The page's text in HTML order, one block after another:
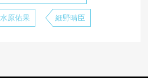
水原佑果 細野晴臣